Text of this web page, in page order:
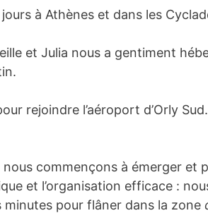
à Athènes et dans les
et Julia nous a gentiment
rejoindre l’aéroport d’Orly
commençons à émerger et
et l’organisation efficace :
minutes pour flâner dans la zone